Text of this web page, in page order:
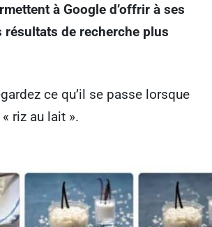
à Google d’offrir à ses
résultats de recherche plus
ce qu’il se passe lorsque
riz au lait ».